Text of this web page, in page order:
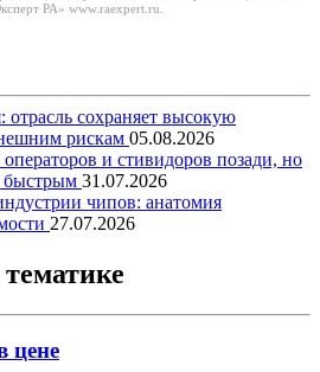
РА» www.raexpert.ru.
сохраняет высокую
рискам 05.08.2026
и стивидоров позади, но
быстрым 31.07.2026
чипов: анатомия
27.07.2026
цене